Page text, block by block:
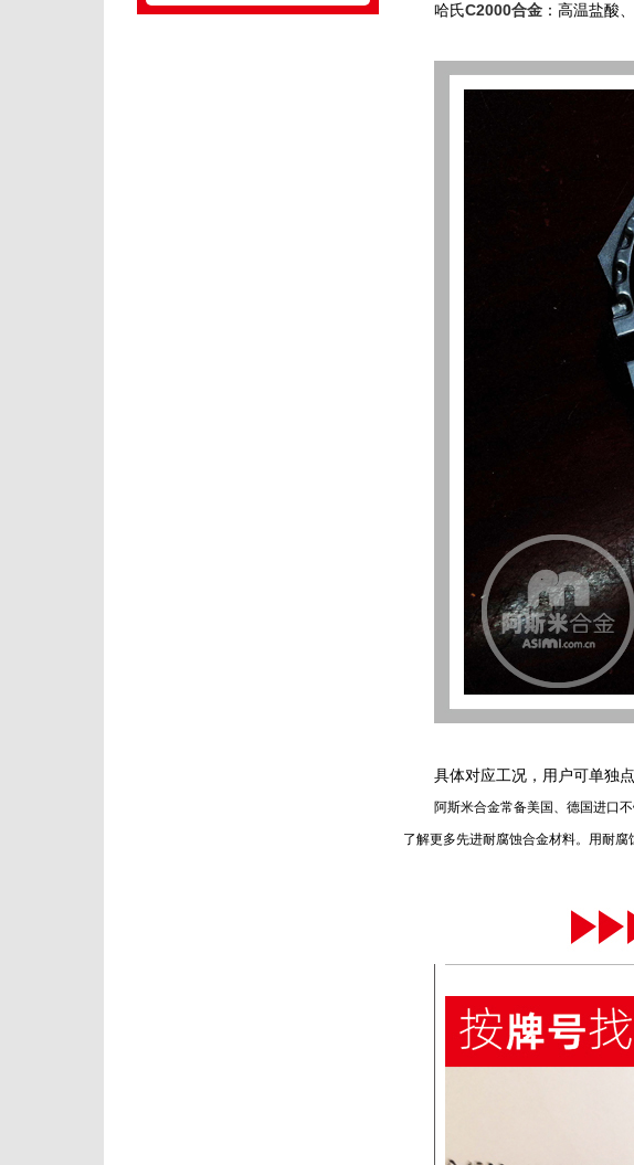
哈氏C2000合金 ：高温盐酸
具体对应工况，用户可单独
阿斯米合金常备美国、德国进口
了解更多先进耐腐蚀合金材料。用耐腐